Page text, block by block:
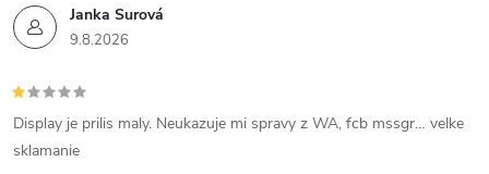
Janka Surová
9.8.2026
Display je prilis maly. Neukazuje mi spravy z WA, fcb mssgr… velke
sklamanie